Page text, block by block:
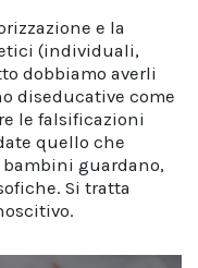
e la
(individuali,
dobbiamo averli
diseducative come
le falsificazioni
quello che
guardano,
Si tratta